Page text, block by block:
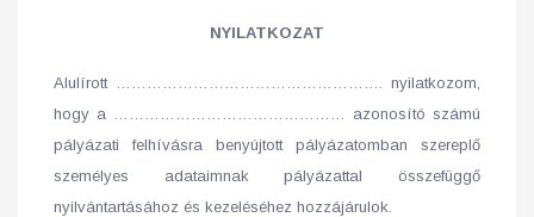
NYILATKOZAT
Alulírott ……………………………………………. nyilatkozom,
hogy a ……………………………………… azonosító számú
pályázati felhívásra benyújtott pályázatomban szereplő
személyes adataimnak pályázattal összefüggő
nyilvántartásához és kezeléséhez hozzájárulok.